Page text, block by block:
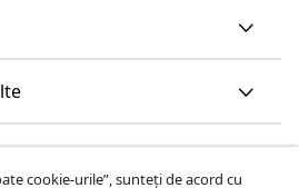
cookie-urile”, sunteți de acord cu